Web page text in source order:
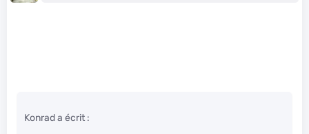
Konrad a écrit :